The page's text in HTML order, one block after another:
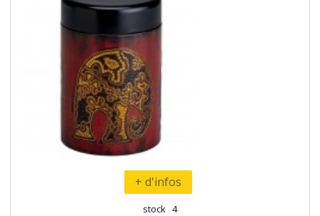
+ d'infos
stock 4